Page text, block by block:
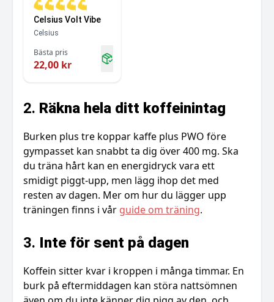
Celsius Volt Vibe
Celsius
Bästa pris
22,00 kr
2. Räkna hela ditt koffeinintag
Burken plus tre koppar kaffe plus PWO före
gympasset kan snabbt ta dig över 400 mg. Ska
du träna hårt kan en energidryck vara ett
smidigt piggt-upp, men lägg ihop det med
resten av dagen. Mer om hur du lägger upp
träningen finns i vår guide om träning.
3. Inte för sent på dagen
Koffein sitter kvar i kroppen i många timmar. En
burk på eftermiddagen kan störa nattsömnen